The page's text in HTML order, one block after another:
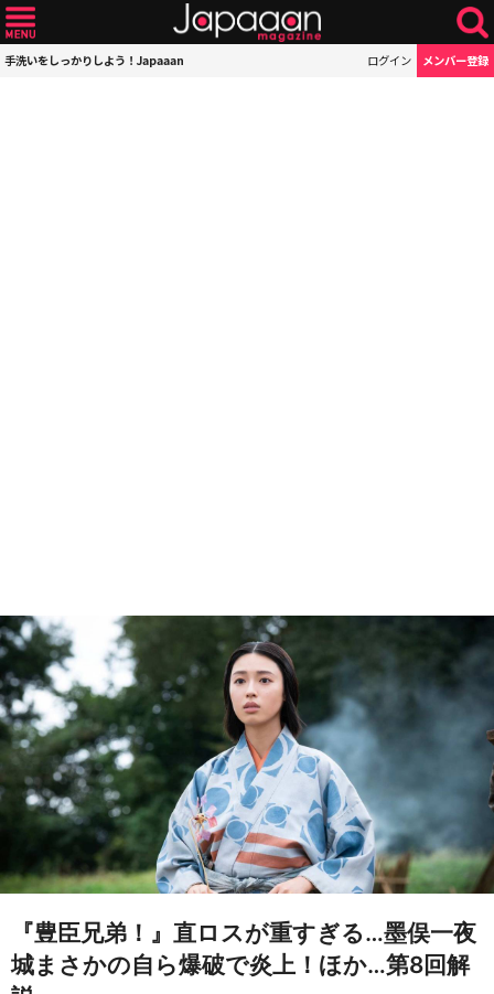
手洗いをしっかりしよう！Japaaan ログイン メンバー登録
『豊臣兄弟！』直ロスが重すぎる…墨俣一夜
城まさかの自ら爆破で炎上！ほか…第8回解